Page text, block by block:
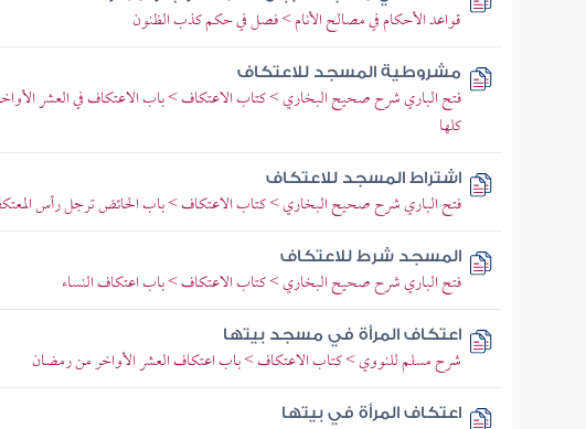
قواعد الأحكام في مصالح الأنام > فصل في حكم كذب الظنون
مشروطية المسجد للاعتكاف
فتح الباري شرح صحيح البخاري > كتاب الاعتكاف > باب الاعتكاف في العشر
كلها
اشتراط المسجد للاعتكاف
فتح الباري شرح صحيح البخاري > كتاب الاعتكاف > باب الحائض ترجل رأس
المسجد شرط للاعتكاف
فتح الباري شرح صحيح البخاري > كتاب الاعتكاف > باب اعتكاف النساء
اعتكاف المرأة في مسجد بيتها
شرح مسلم للنووي > كتاب الاعتكاف > باب اعتكاف العشر الأواخر من رمضان
اعتكاف المرأة في بيتها